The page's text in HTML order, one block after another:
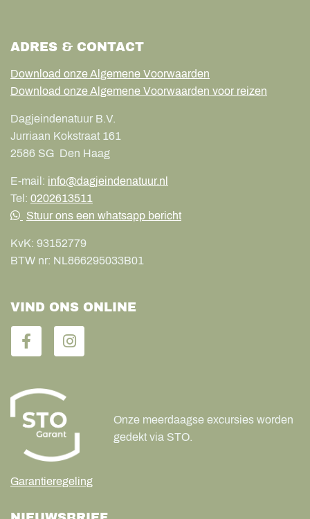
ADRES & CONTACT
Download onze Algemene Voorwaarden
Download onze Algemene Voorwaarden voor reizen
Dagjeindenatuur B.V.
Jurriaan Kokstraat 161
2586 SG Den Haag
E-mail: info@dagjeindenatuur.nl
Tel: 0202613511
Stuur ons een whatsapp bericht
KvK: 93152779
BTW nr: NL866295033B01
VIND ONS ONLINE
Garantieregeling
Onze meerdaagse excursies worden
gedekt via STO.